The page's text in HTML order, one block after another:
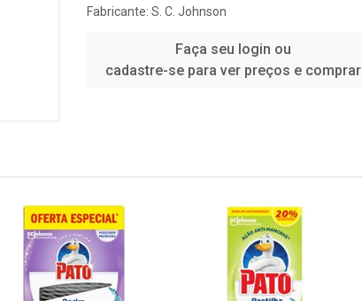
Fabricante: S. C. Johnson
Faça seu login ou
cadastre-se para ver preços e comprar